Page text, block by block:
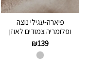
פיארה-עגילי נוצה
ופלומריה צמודים לאוזן
₪139